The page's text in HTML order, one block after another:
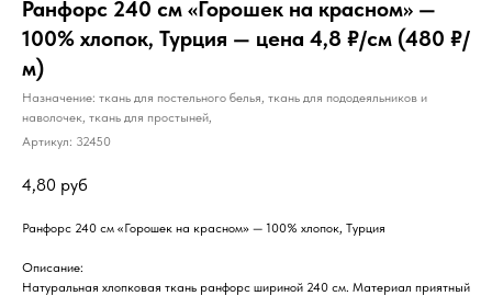
Ранфорс 240 см «Горошек на красном» —
100% хлопок, Турция — цена 4,8 ₽/см (480 ₽/
м)
Назначение: ткань для постельного белья, ткань для пододеяльников и
наволочек, ткань для простыней,
Артикул: 32450
4,80 руб
Ранфорс 240 см «Горошек на красном» — 100% хлопок, Турция
Описание:
Натуральная хлопковая ткань ранфорс шириной 240 см. Материал приятный